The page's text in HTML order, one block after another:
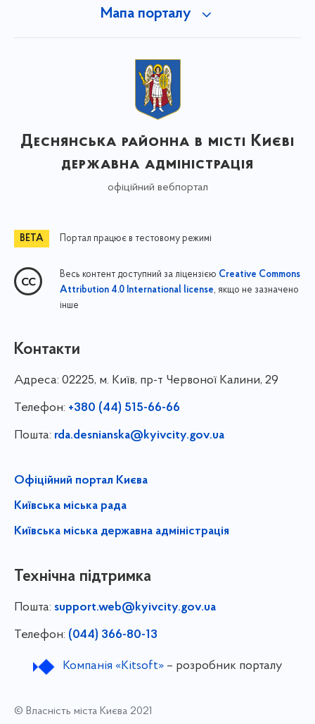
Мапа порталу
Деснянська районна в місті Києві
державна адміністрація
офіційний вебпортал
Портал працює в тестовому режимі
Весь контент доступний за ліцензією Creative Commons
Attribution 4.0 International license, якщо не зазначено
інше
Контакти
Адреса: 02225, м. Київ, пр-т Червоної Калини, 29
Телефон: +380 (44) 515-66-66
Пошта: rda.desnianska@kyivcity.gov.ua
Офіційний портал Києва
Київська міська рада
Київська міська державна адміністрація
Технічна підтримка
Пошта: support.web@kyivcity.gov.ua
Телефон: (044) 366-80-13
Компанія «Kitsoft»– розробник порталу
© Власність міста Києва 2021